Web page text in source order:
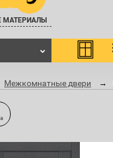
МАТЕРИАЛЫ
Межкомнатные двери